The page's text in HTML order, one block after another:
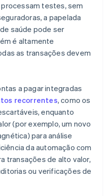
testes, sem
a papelada
saúde pode ser
é altamente
as transações devem
a pagar integradas
recorrentes, como os
enquanto
(por exemplo, um novo
para análise
da automação com
transações de alto valor,
ou verificações de